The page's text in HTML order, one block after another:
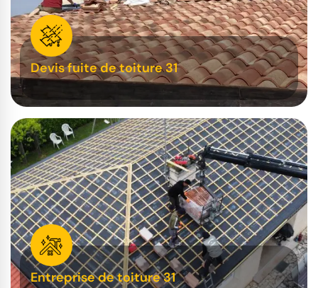
Devis fuite de toiture 31
Entreprise de toiture 31